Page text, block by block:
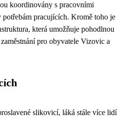
koordinovány s pracovními
pracujících. Kromě toho je
která umožňuje pohodlnou
pro obyvatele Vizovic a
slikovicí, láká stále více lidí